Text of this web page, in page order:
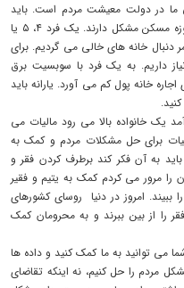
ما در دولت معیشت مردم است. باید
مشکلات معیشتی مردم را حل کنیم. مردم در حوزه مسکن مشکل دارند. یک فرد ۴، ۵ یا
دنبال خانه های خالی می گردیم. برای
داریم. به یک فرد با سوبسیت برق
خانه پول کم می آورد. یارانه باید
یک خانواده بالا می رود مالیات می
برای حل مشکلات مردم و کمک به
به آن فکر کند برطرف کردن فقر و
را مرور می کردم کمک به یتیم و فقیر
امروز در دنیا روسای کشورهای
را از بین ببرند و به محرومان کمک
می توانید به ما کمک کنید و داده ها
مردم را حل کنیم، نه اینکه تقاضای